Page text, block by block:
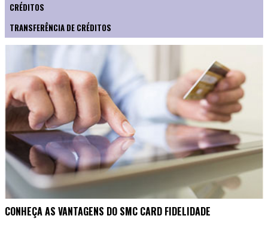
CRÉDITOS
TRANSFERÊNCIA DE CRÉDITOS
CONHEÇA AS VANTAGENS DO SMC CARD FIDELIDADE